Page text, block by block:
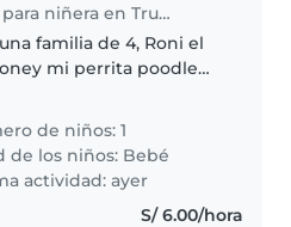
Trabajo para niñera en Trujillo
familia de 4, Roni el
mi perrita poodle
padres
trabajamos y
alguien que nos
el cuidado..
de niños: 1
de los niños: Bebé
actividad: ayer
S/ 6.00/hora